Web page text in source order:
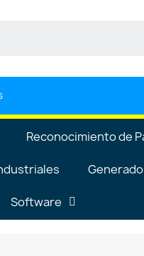
Reconocimiento de
Software